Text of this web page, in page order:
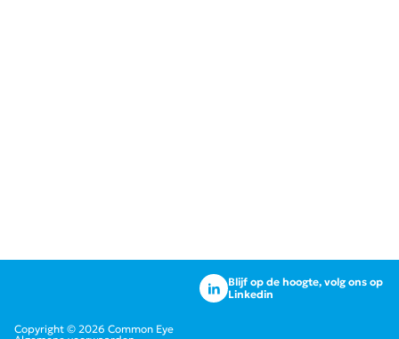
Copyright © 2026 Common Eye
Blijf op de hoogte, volg ons op
Linkedin